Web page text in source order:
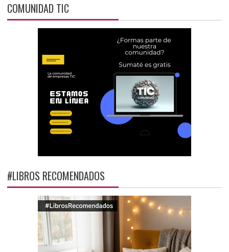
COMUNIDAD TIC
#LIBROS RECOMENDADOS